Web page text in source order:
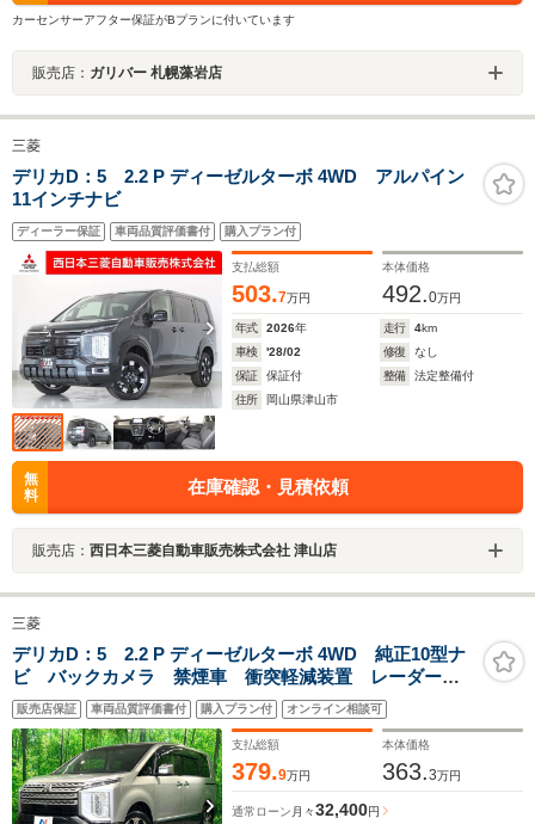
カーセンサーアフター保証がBプランに付いています
販売店： ガリバー 札幌藻岩店
三菱
デリカD：5 2.2 P ディーゼルターボ 4WD アルパイン
11インチナビ
ディーラー保証 車両品質評価書付 購入プラン付
支払総額
503.7万円
本体価格
492.0万円
年式 2026年 走行 4km
車検
'28/02 修復
なし
保証
保証付 整備
法定整備付
住所
岡山県津山市
無
料
在庫確認・見積依頼
販売店： 西日本三菱自動車販売株式会社 津山店
三菱
デリカD：5 2.2 P ディーゼルターボ 4WD 純正10型ナ
ビ バックカメラ 禁煙車 衝突軽減装置 レーダーク
ルーズ ブラインドスポットモニター 電動リアゲー
ト パワーシート LEDヘッド/フォグ ドラレコ フル
セグ Bluetooth再生 ETC
販売店保証 車両品質評価書付 購入プラン付 オンライン相談可
支払総額
379.9万円
本体価格
363.3万円
通常ローン 月々32,400円